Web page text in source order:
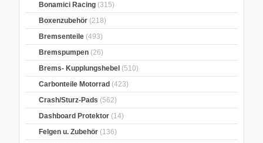
Bonamici Racing (315)
Boxenzubehör (218)
Bremsenteile (493)
Bremspumpen (26)
Brems- Kupplungshebel (510)
Carbonteile Motorrad (423)
Crash/Sturz-Pads (562)
Dashboard Protektor (14)
Felgen u. Zubehör (136)